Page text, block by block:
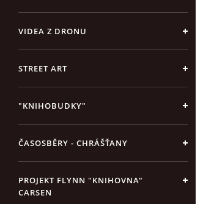
VIDEA Z DRONU
STREET ART
"KNIHOBUDKY"
ČASOSBĚRY - CHRÁŠŤANY
PROJEKT FLYNN "KNIHOVNA"
CARSEN